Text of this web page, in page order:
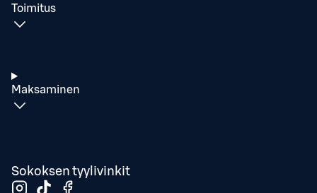
Toimitus
Maksaminen
Sokoksen tyylivinkit